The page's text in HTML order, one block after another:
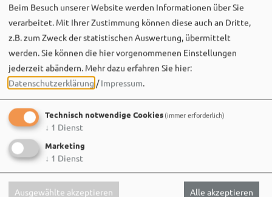
Beim Besuch unserer Website werden Informationen über Sie
verarbeitet. Mit Ihrer Zustimmung können diese auch an Dritte,
z.B. zum Zweck der statistischen Auswertung, übermittelt
werden. Sie können die hier vorgenommenen Einstellungen
jederzeit abändern. Mehr dazu erfahren Sie hier:
Datenschutzerklärung /Impressum.
Technisch notwendige Cookies(immer erforderlich)
↓ 1 Dienst
Marketing
↓ 1 Dienst
Ausgewählte akzeptieren Alle akzeptieren